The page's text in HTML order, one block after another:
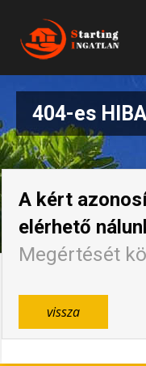
404-es HIBA
A kért
elérhető
Megértését
vissza